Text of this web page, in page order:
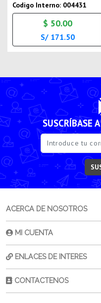
Codigo Interno: 004431
$ 50.00
S/ 171.50
SUSCRÍBASE
ACERCA DE NOSOTROS
MI CUENTA
ENLACES DE INTERES
CONTACTENOS